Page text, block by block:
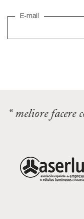
E-mail
“ meliore facere